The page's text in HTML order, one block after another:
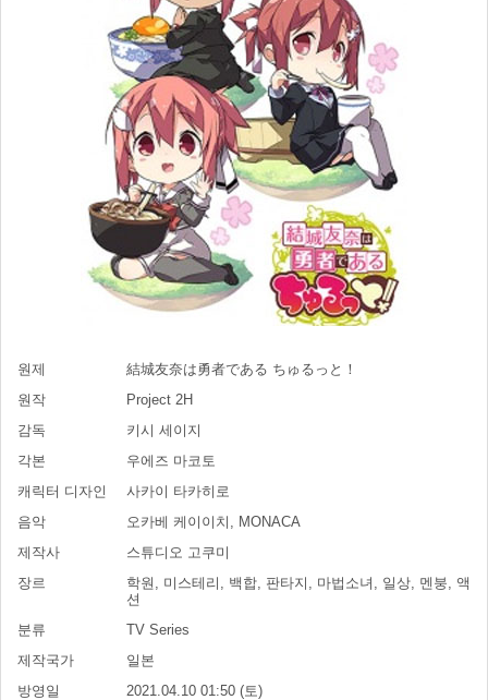
원제
結城友奈は勇者である ちゅるっと！
원작
Project 2H
감독
키시 세이지
각본
우에즈 마코토
캐릭터 디자인
사카이 타카히로
음악
오카베 케이이치, MONACA
제작사
스튜디오 고쿠미
장르
학원, 미스테리, 백합, 판타지, 마법소녀, 일상, 멘붕, 액
션
분류
TV Series
제작국가
일본
방영일
2021.04.10 01:50 (토)